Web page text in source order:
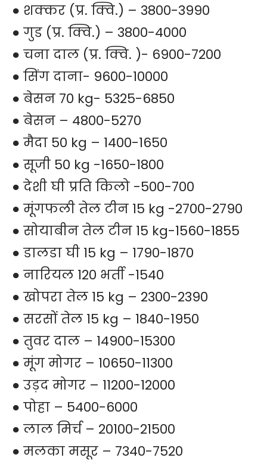
● शक्कर (प्र. क्वि.) – 3800-3990
● गुड (प्र. क्वि.) – 3800-4000
● चना दाल (प्र. क्वि. )- 6900-7200
● सिंग दाना- 9600-10000
● बेसन 70 kg- 5325-6850
● बेसन – 4800-5270
● मैदा 50 kg – 1400-1650
● सूजी 50 kg -1650-1800
● देशी घी प्रति किलो -500-700
● मूंगफली तेल टीन 15 kg -2700-2790
● सोयाबीन तेल टीन 15 kg-1560-1855
● डालडा घी 15 kg – 1790-1870
● नारियल 120 भर्ती -1540
● खोपरा तेल 15 kg – 2300-2390
● सरसों तेल 15 kg – 1840-1950
● तुवर दाल – 14900-15300
● मूंग मोगर – 10650-11300
● उड़द मोगर – 11200-12000
● पोहा – 5400-6000
● लाल मिर्च – 20100-21500
● मलका मसूर – 7340-7520